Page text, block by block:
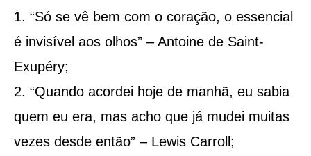
“Só se vê bem com o coração, o essencial
é invisível aos olhos” – Antoine de Saint-
Exupéry;
“Quando acordei hoje de manhã, eu sabia
quem eu era, mas acho que já mudei muitas
vezes desde então” – Lewis Carroll;